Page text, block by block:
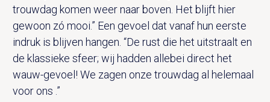
trouwdag komen weer naar boven. Het blijft hier
gewoon zó mooi.” Een gevoel dat vanaf hun eerste
indruk is blijven hangen. “De rust die het uitstraalt en
de klassieke sfeer; wij hadden allebei direct het
wauw-gevoel! We zagen onze trouwdag al helemaal
voor ons .”